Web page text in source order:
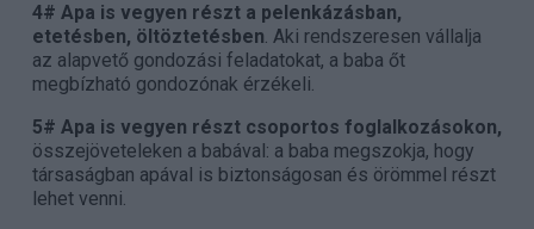
4# Apa is vegyen részt a pelenkázásban,
etetésben, öltöztetésben. Aki rendszeresen vállalja
az alapvető gondozási feladatokat, a baba őt
megbízható gondozónak érzékeli.
5# Apa is vegyen részt csoportos foglalkozásokon,
összejöveteleken a babával: a baba megszokja, hogy
társaságban apával is biztonságosan és örömmel részt
lehet venni.